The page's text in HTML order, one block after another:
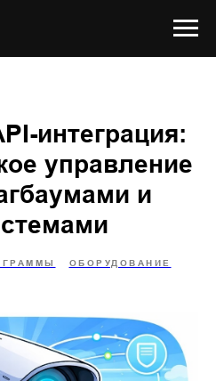
интеграция:
управление
и
ОБОРУДОВАНИЕ